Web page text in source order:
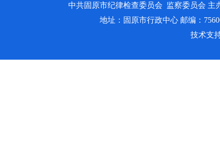
中共固原市纪律检查委员会 监察委员会
地址：固原市行政中心 邮编：
技术支